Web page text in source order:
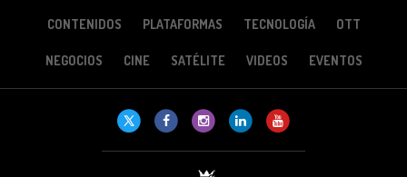
CONTENIDOS PLATAFORMAS TECNOLOGÍA OTT
NEGOCIOS CINE SATÉLITE VIDEOS EVENTOS